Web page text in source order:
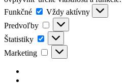
Funkčné
Funkčné
Vždy aktívny
Predvoľby
Predvoľby
Štatistiky Štatistiky
Marketing Marketing